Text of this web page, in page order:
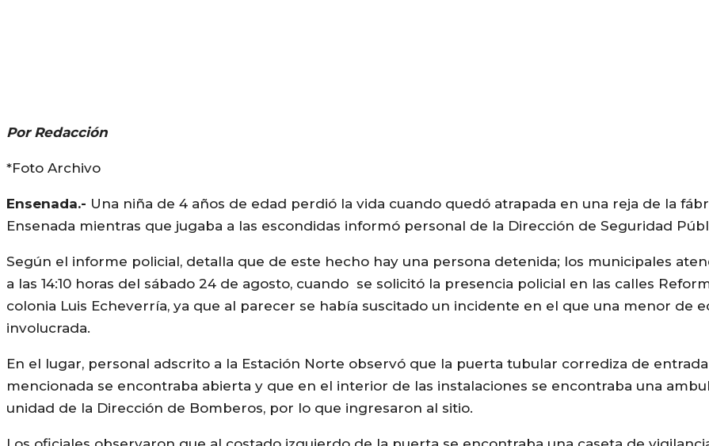
Por Redacción
*Foto Archivo
Ensenada.- Una niña de 4 años de edad perdió la vida cuando quedó atrapada en una reja de la
Ensenada mientras que jugaba a las escondidas informó personal de la Dirección de Seguridad
Según el informe policial, detalla que de este hecho hay una persona detenida; los municipales
a las 14:10 horas del sábado 24 de agosto, cuando se solicitó la presencia policial en las calles
colonia Luis Echeverría, ya que al parecer se había suscitado un incidente en el que una menor de
involucrada.
En el lugar, personal adscrito a la Estación Norte observó que la puerta tubular corrediza de
mencionada se encontraba abierta y que en el interior de las instalaciones se encontraba una
unidad de la Dirección de Bomberos, por lo que ingresaron al sitio.